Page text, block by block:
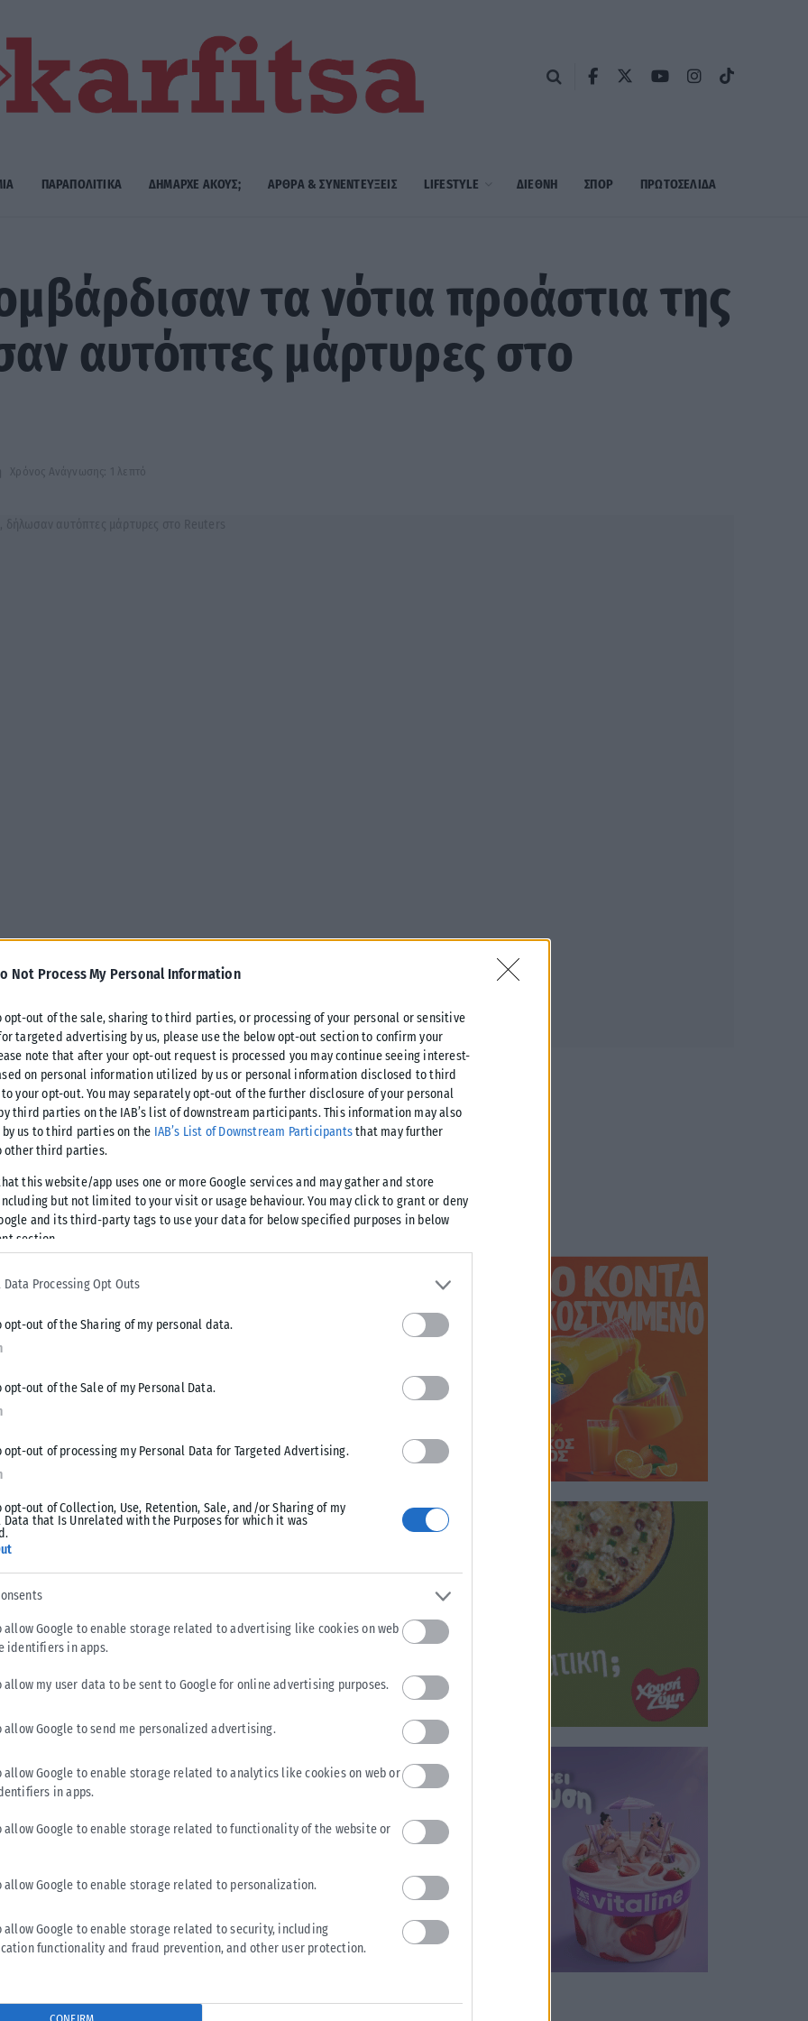
Not Process My Personal Information
opt-out of the sale, sharing to third parties, or processing of your personal or sensitive
targeted advertising by us, please use the below opt-out section to confirm your
note that after your opt-out request is processed you may continue seeing interest-
on personal information utilized by us or personal information disclosed to third
your opt-out. You may separately opt-out of the further disclosure of your personal
third parties on the IAB’s list of downstream participants. This information may also
by us to third parties on the IAB’s List of Downstream Participantsthat may further
other third parties.
this website/app uses one or more Google services and may gather and store
but not limited to your visit or usage behaviour. You may click to grant or deny
and its third-party tags to use your data for below specified purposes in below
section.
Data Processing Opt Outs
opt-out of the Sharing of my personal data.
opt-out of the Sale of my Personal Data.
opt-out of processing my Personal Data for Targeted Advertising.
opt-out of Collection, Use, Retention, Sale, and/or Sharing of my
Data that Is Unrelated with the Purposes for which it was
allow Google to enable storage related to advertising like cookies on web
identifiers in apps.
allow my user data to be sent to Google for online advertising purposes.
allow Google to send me personalized advertising.
allow Google to enable storage related to analytics like cookies on web or
in apps.
allow Google to enable storage related to functionality of the website or
allow Google to enable storage related to personalization.
allow Google to enable storage related to security, including
functionality and fraud prevention, and other user protection.
ΠΑΡΑΠΟΛΙΤΙΚΑ ΔΗΜΑΡΧE ΑΚΟΥΣ; ΑΡΘΡΑ & ΣΥΝΕΝΤΕΥΞΕΙΣ LIFESTYLE ΔΙΕΘΝΗ ΣΠΟΡ ΠΡΩΤΟΣΈΛΙΔΑ
τα νότια προάστια της
αυτόπτες μάρτυρες στο
Χρόνος Ανάγνωσης: 1 λεπτό
έπληξε νωρίς σήμερα το πρωί τα
αυτόπτες μάρτυρες στο Reuters.
κατά τις ημέρες που προηγήθηκαν.
προς τους διαμένοντες ενός κτιρίου της περιοχής,
Η Amazon προετοιμάζει τη συνέχεια του ντοκιμαντέρ
Η Amazon προφανώς επιταχύνει την προετοιμασία μιας
Τραμπ. Παρά το γεγονός...